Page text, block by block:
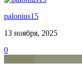
palonius15
13 ноября, 2025
0